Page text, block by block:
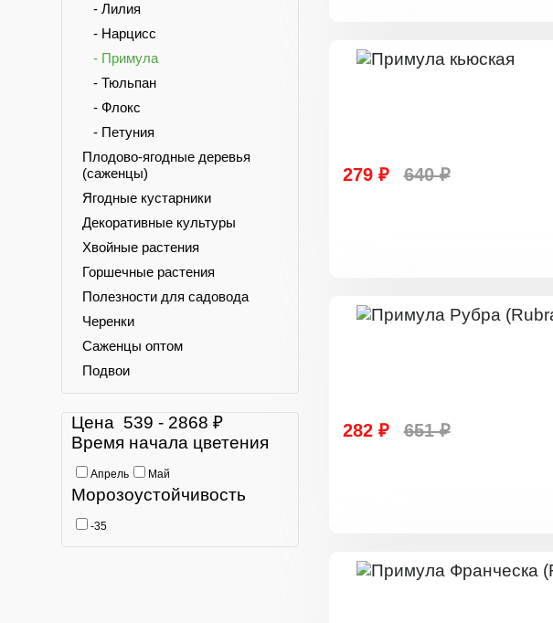
- Лилия
- Нарцисс
- Примула
- Тюльпан
- Флокс
- Петуния
Плодово-ягодные деревья
(саженцы)
Ягодные кустарники
Декоративные культуры
Хвойные растения
Горшечные растения
Полезности для садовода
Черенки
Саженцы оптом
Подвои
Цена 539 - 2868 ₽
Время начала цветения
Апрель Май
Морозоустойчивость
-35
279 ₽ 640 ₽
282 ₽ 651 ₽